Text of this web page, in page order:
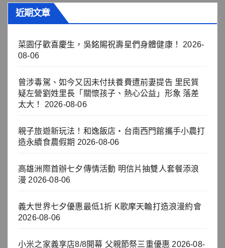
近期文章
菜園仔歡喜慶生，吳銘賜祝壽星們身體健康！
2026-
08-06
曾涉毒駕、如今又因未付扶養費遭前妻提告 里民質
疑左營劉姓里長「關懷孩子、熱心公益」形象 落差
太大！
2026-08-06
親子旅遊新玩法！和逸飯店‧台南西門館攜手小農打
造永續食農假期 2026-08-06
高雄洲際首辦七夕傳情活動 明信片抽雙人套餐添浪
漫 2026-08-06
義大世界七夕優惠最低1折 K歌摩天輪打造浪漫約會
2026-08-06
小米之家義享店8/8開幕 父親節祭三重優惠 2026-08-